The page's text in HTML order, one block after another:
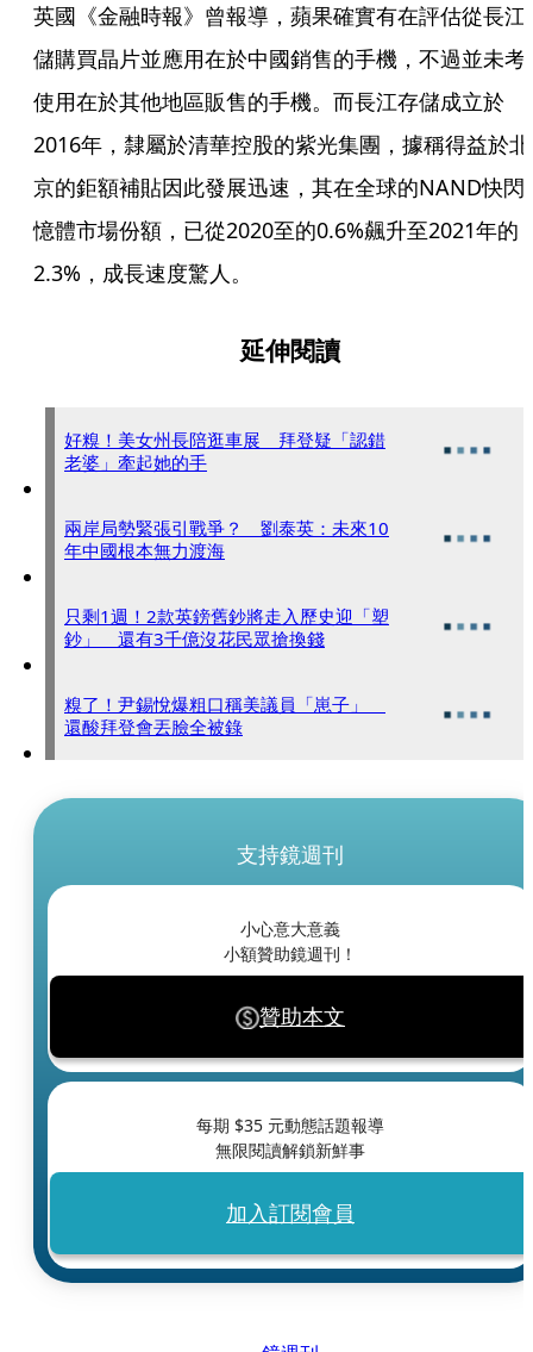
英國《金融時報》曾報導，蘋果確實有在評估從長江
儲購買晶片並應用在於中國銷售的手機，不過並未考
使用在於其他地區販售的手機。而長江存儲成立於
2016年，隸屬於清華控股的紫光集團，據稱得益於北
京的鉅額補貼因此發展迅速，其在全球的NAND快閃
憶體市場份額，已從2020至的0.6%飆升至2021年的
2.3%，成長速度驚人。
延伸閱讀
好糗！美女州長陪逛車展 拜登疑「認錯
老婆」牽起她的手
兩岸局勢緊張引戰爭？ 劉泰英：未來10
年中國根本無力渡海
只剩1週！2款英鎊舊鈔將走入歷史迎「塑
鈔」 還有3千億沒花民眾搶換錢
糗了！尹錫悅爆粗口稱美議員「崽子」
還酸拜登會丟臉全被錄
支持鏡週刊
小心意大意義
小額贊助鏡週刊！
贊助本文
每期 $35 元動態話題報導
無限閱讀解鎖新鮮事
加入訂閱會員